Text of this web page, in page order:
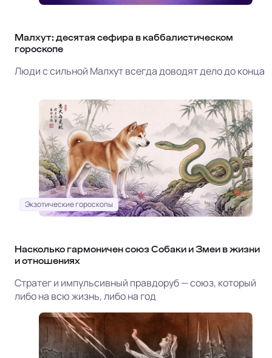
Малхут: десятая сефира в каббалистическом
гороскопе
Люди с сильной Малхут всегда доводят дело до конца
Экзотические гороскопы
Насколько гармоничен союз Собаки и Змеи в жизни
и отношениях
Стратег и импульсивный правдоруб — союз, который
либо на всю жизнь, либо на год